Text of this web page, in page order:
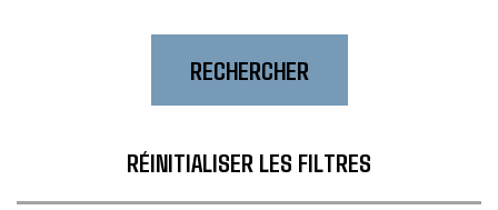
RECHERCHER
RÉINITIALISER LES FILTRES